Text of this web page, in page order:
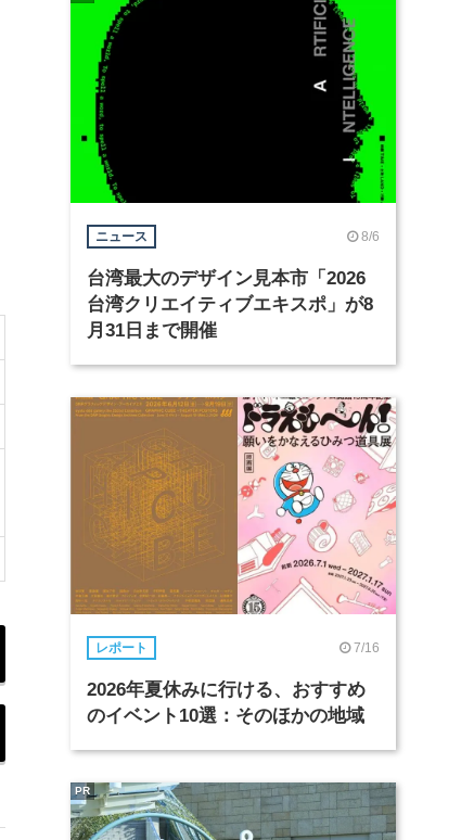
ニュース 8/6
台湾最大のデザイン見本市「2026
台湾クリエイティブエキスポ」が8
月31日まで開催
レポート 7/16
2026年夏休みに行ける、おすすめ
のイベント10選：そのほかの地域
PR